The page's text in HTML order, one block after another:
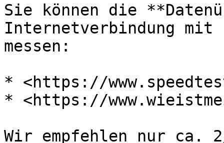
Sie können die
Internetverbindung mit
messen:
* <https://
* <https://
Wir empfehlen nur ca.